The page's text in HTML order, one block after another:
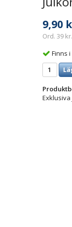
9,90
Ord. 39
Finns